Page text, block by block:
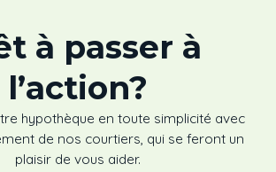
à passer à
l’action?
hypothèque en toute simplicité avec
de nos courtiers, qui se feront un
plaisir de vous aider.